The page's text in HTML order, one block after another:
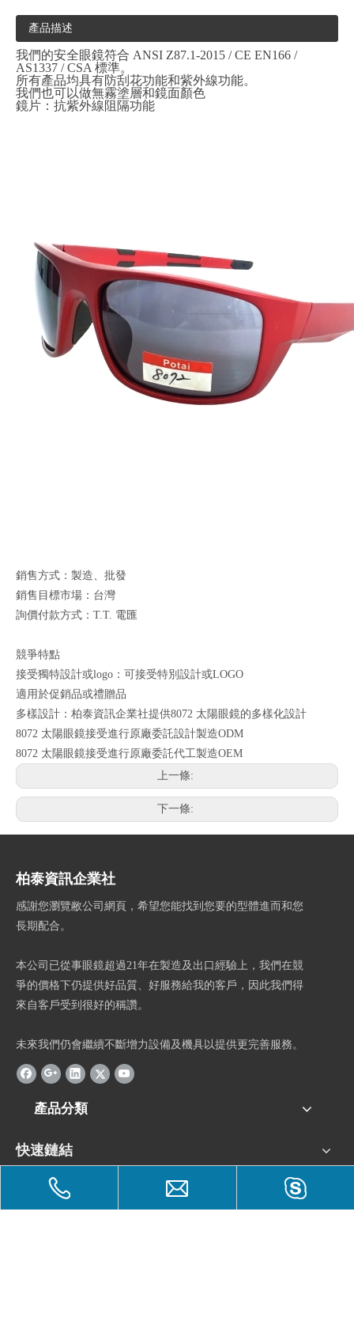
產品描述
我們的安全眼鏡符合 ANSI Z87.1-2015 / CE EN166 /
AS1337 / CSA 標準。
所有產品均具有防刮花功能和紫外線功能。
我們也可以做無霧塗層和鏡面顏色
鏡片：抗紫外線阻隔功能
銷售方式：製造、批發
銷售目標市場：台灣
詢價付款方式：T.T. 電匯
競爭特點
接受獨特設計或logo：可接受特別設計或LOGO
適用於促銷品或禮贈品
多樣設計：柏泰資訊企業社提供8072 太陽眼鏡的多樣化設計
8072 太陽眼鏡接受進行原廠委託設計製造ODM
8072 太陽眼鏡接受進行原廠委託代工製造OEM
上一條:
下一條:
柏泰資訊企業社
感謝您瀏覽敝公司網頁，希望您能找到您要的型體進而和您
長期配合。
本公司已從事眼鏡超過21年在製造及出口經驗上，我們在競
爭的價格下仍提供好品質、好服務給我的客戶，因此我們得
來自客戶受到很好的稱讚。
未來我們仍會繼續不斷增力設備及機具以提供更完善服務。
產品分類
快速鏈結